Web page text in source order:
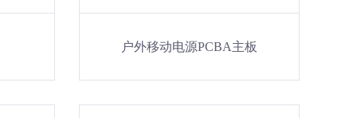
户外移动电源PCBA主板